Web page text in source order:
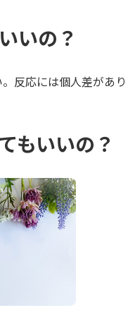
いの？
反応には個人差があり
もいいの？